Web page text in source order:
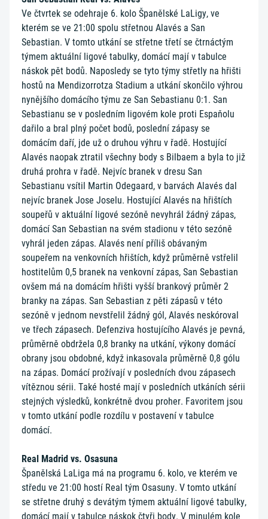
Ve čtvrtek se odehraje 6. kolo Španělské LaLigy, ve
kterém se ve 21:00 spolu střetnou Alavés a San
Sebastian. V tomto utkání se střetne třetí se čtrnáctým
týmem aktuální ligové tabulky, domácí mají v tabulce
náskok pět bodů. Naposledy se tyto týmy střetly na hřišti
hostů na Mendizorrotza Stadium a utkání skončilo výhrou
nynějšího domácího týmu ze San Sebastianu 0:1. San
Sebastianu se v posledním ligovém kole proti Espaňolu
dařilo a bral plný počet bodů, poslední zápasy se
domácím daří, jde už o druhou výhru v řadě. Hostující
Alavés naopak ztratil všechny body s Bilbaem a byla to již
druhá prohra v řadě. Nejvíc branek v dresu San
Sebastianu vsítil Martin Odegaard, v barvách Alavés dal
nejvíc branek Jose Joselu. Hostující Alavés na hřištích
soupeřů v aktuální ligové sezóně nevyhrál žádný zápas,
domácí San Sebastian na svém stadionu v této sezóně
vyhrál jeden zápas. Alavés není příliš obávaným
soupeřem na venkovních hřištích, když průměrně vstřelil
hostitelům 0,5 branek na venkovní zápas, San Sebastian
ovšem má na domácím hřišti vyšší brankový průměr 2
branky na zápas. San Sebastian z pěti zápasů v této
sezóně v jednom nevstřelil žádný gól, Alavés neskóroval
ve třech zápasech. Defenziva hostujícího Alavés je pevná,
průměrně obdržela 0,8 branky na utkání, výkony domácí
obrany jsou obdobné, když inkasovala průměrně 0,8 gólu
na zápas. Domácí prožívají v posledních dvou zápasech
vítěznou sérii. Také hosté mají v posledních utkáních sérii
stejných výsledků, konkrétně dvou proher. Favoritem jsou
v tomto utkání podle rozdílu v postavení v tabulce
domácí.
Real Madrid vs. Osasuna
Španělská LaLiga má na programu 6. kolo, ve kterém ve
středu ve 21:00 hostí Real tým Osasuny. V tomto utkání
se střetne druhý s devátým týmem aktuální ligové tabulky,
domácí mají v tabulce náskok čtyři body. V minulém kole